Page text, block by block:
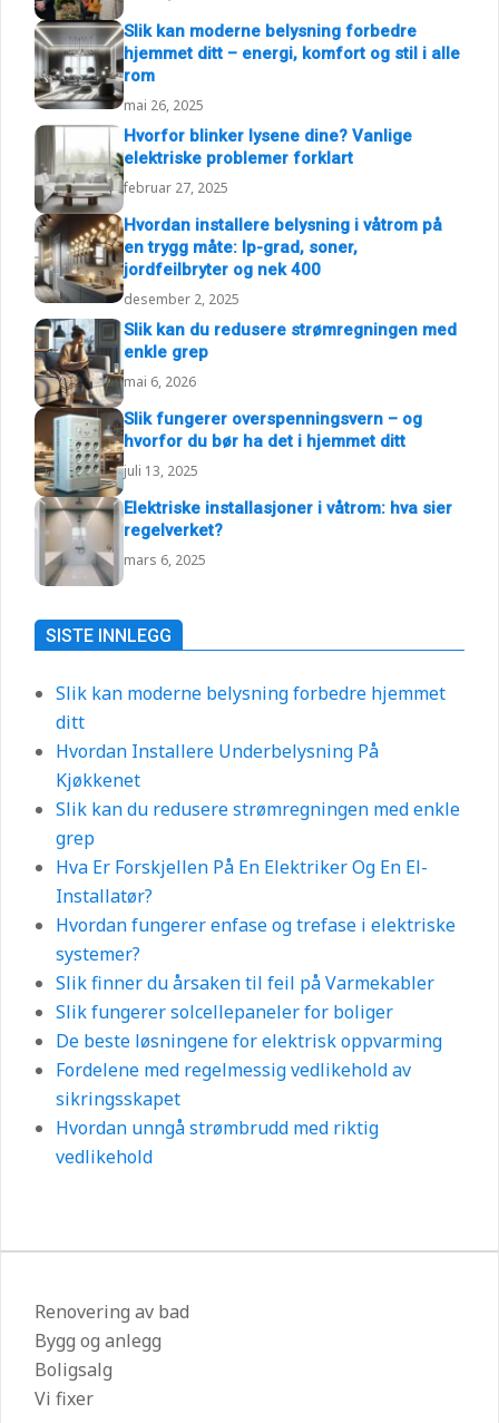
Slik kan moderne belysning forbedre
hjemmet ditt – energi, komfort og stil i alle
rom
mai 26, 2025
Hvorfor blinker lysene dine? Vanlige
elektriske problemer forklart
februar 27, 2025
Hvordan installere belysning i våtrom på
en trygg måte: Ip-grad, soner,
jordfeilbryter og nek 400
desember 2, 2025
Slik kan du redusere strømregningen med
enkle grep
mai 6, 2026
Slik fungerer overspenningsvern – og
hvorfor du bør ha det i hjemmet ditt
juli 13, 2025
Elektriske installasjoner i våtrom: hva sier
regelverket?
mars 6, 2025
SISTE INNLEGG
Slik kan moderne belysning forbedre hjemmet
ditt
Hvordan Installere Underbelysning På
Kjøkkenet
Slik kan du redusere strømregningen med enkle
grep
Hva Er Forskjellen På En Elektriker Og En El-
Installatør?
Hvordan fungerer enfase og trefase i elektriske
systemer?
Slik finner du årsaken til feil på Varmekabler
Slik fungerer solcellepaneler for boliger
De beste løsningene for elektrisk oppvarming
Fordelene med regelmessig vedlikehold av
sikringsskapet
Hvordan unngå strømbrudd med riktig
vedlikehold
Renovering av bad
Bygg og anlegg
Boligsalg
Vi fixer